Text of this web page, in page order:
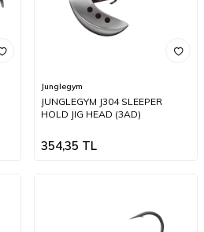
Junglegym
JUNGLEGYM J304 SLEEPER
HOLD JIG HEAD (3AD)
354,35 TL